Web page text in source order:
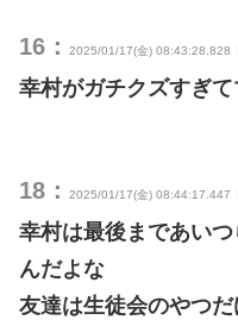
16： 2025/01/17(金) 08:43:28.828
幸村がガチクズすぎ
18： 2025/01/17(金) 08:44:17.447
幸村は最後まであい
んだよな
友達は生徒会のやつだ